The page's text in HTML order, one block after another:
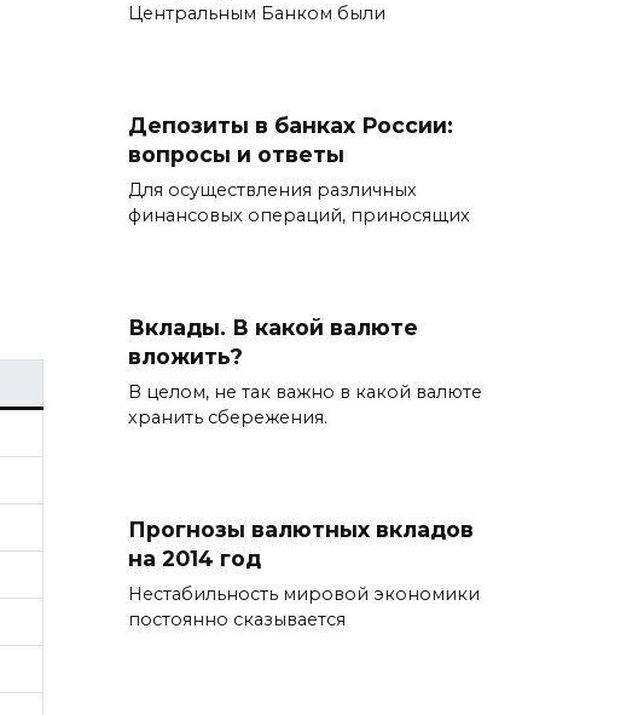
Центральным Банком были
Депозиты в банках России:
вопросы и ответы
Для осуществления различных
финансовых операций, приносящих
Вклады. В какой валюте
вложить?
В целом, не так важно в какой валюте
хранить сбережения.
Прогнозы валютных вкладов
на 2014 год
Нестабильность мировой экономики
постоянно сказывается